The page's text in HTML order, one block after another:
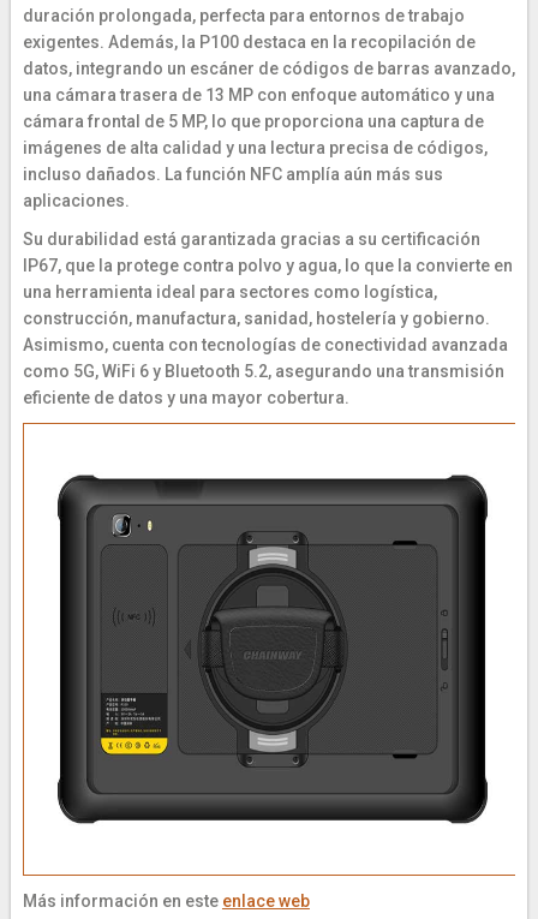
duración prolongada, perfecta para entornos de trabajo
exigentes. Además, la P100 destaca en la recopilación de
datos, integrando un escáner de códigos de barras avanzado,
una cámara trasera de 13 MP con enfoque automático y una
cámara frontal de 5 MP, lo que proporciona una captura de
imágenes de alta calidad y una lectura precisa de códigos,
incluso dañados. La función NFC amplía aún más sus
aplicaciones.
Su durabilidad está garantizada gracias a su certificación
IP67, que la protege contra polvo y agua, lo que la convierte en
una herramienta ideal para sectores como logística,
construcción, manufactura, sanidad, hostelería y gobierno.
Asimismo, cuenta con tecnologías de conectividad avanzada
como 5G, WiFi 6 y Bluetooth 5.2, asegurando una transmisión
eficiente de datos y una mayor cobertura.
Más información en este enlace web